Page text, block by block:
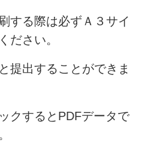
する際は必ずＡ３サイ
ださい。
提出することができま
クするとPDFデータで